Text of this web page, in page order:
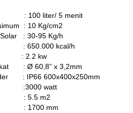
: 100 liter/ 5 menit
: 10 Kg/cm2
: 30-95 Kg/h
: 650.000 kcal/h
: 2.2 kw
: Ø 60,8” x 3,2mm
: IP66 600x400x250mm
:3000 watt
: 5.5 m2
: 1700 mm